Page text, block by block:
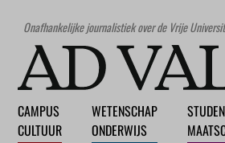
Onafhankelijke journalistiek over de Vrije
CAMPUS
CULTUUR
WETENSCHAP
ONDERWIJS